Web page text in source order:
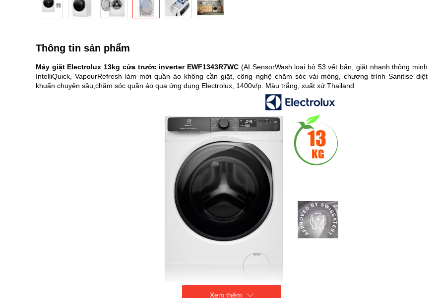
phần
của
thư
viện
Thông tin sản phẩm
Máy giặt Electrolux 13kg cửa trước inverter EWF1343R7WC (AI SensorWash loại bỏ 53 vết bẩn, giặt nhanh thông minh
IntelliQuick, VapourRefresh làm mới quần áo không cần giặt, công nghệ chăm sóc vải mỏng, chương trình Sanitise diệt
khuẩn chuyên sâu,chăm sóc quần áo qua ứng dụng Electrolux, 1400v/p. Màu trắng, xuất xứ:Thailand
Xem thêm